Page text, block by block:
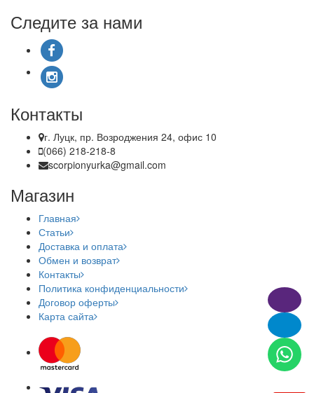
Следите за нами
Контакты
г. Луцк, пр. Возроджения 24, офис 10
(066) 218-218-8
scorpionyurka@gmail.com
Магазин
Главная
Статьи
Доставка и оплата
Обмен и возврат
Контакты
Политика конфиденциальности
Договор оферты
Карта сайта